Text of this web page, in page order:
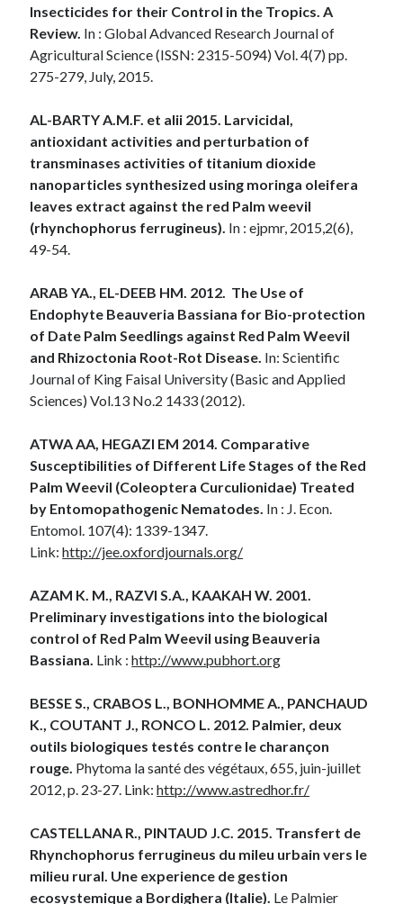
Insecticides for their Control in the Tropics. A
Review. In : Global Advanced Research Journal of
Agricultural Science (ISSN: 2315-5094) Vol. 4(7) pp.
275-279, July, 2015.
AL-BARTY A.M.F. et alii 2015. Larvicidal,
antioxidant activities and perturbation of
transminases activities of titanium dioxide
nanoparticles synthesized using moringa oleifera
leaves extract against the red Palm weevil
(rhynchophorus ferrugineus). In : ejpmr, 2015,2(6),
49-54.
ARAB YA., EL-DEEB HM. 2012. The Use of
Endophyte Beauveria Bassiana for Bio-protection
of Date Palm Seedlings against Red Palm Weevil
and Rhizoctonia Root-Rot Disease. In: Scientific
Journal of King Faisal University (Basic and Applied
Sciences) Vol.13 No.2 1433 (2012).
ATWA AA, HEGAZI EM 2014. Comparative
Susceptibilities of Different Life Stages of the Red
Palm Weevil (Coleoptera Curculionidae) Treated
by Entomopathogenic Nematodes. In : J. Econ.
Entomol. 107(4): 1339-1347.
Link:http://jee.oxfordjournals.org/
AZAM K. M., RAZVI S.A., KAAKAH W. 2001.
Preliminary investigations into the biological
control of Red Palm Weevil using Beauveria
Bassiana. Link :http://www.pubhort.org
BESSE S., CRABOS L., BONHOMME A., PANCHAUD
K., COUTANT J., RONCO L. 2012. Palmier, deux
outils biologiques testés contre le charançon
rouge. Phytoma la santé des végétaux, 655, juin-juillet
2012, p. 23-27. Link:http://www.astredhor.fr/
CASTELLANA R., PINTAUD J.C. 2015. Transfert de
Rhynchophorus ferrugineus du mileu urbain vers le
milieu rural. Une experience de gestion
ecosystemique a Bordighera (Italie). Le Palmier